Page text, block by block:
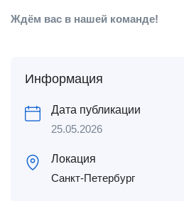
Ждём вас в нашей команде!
Информация
Дата публикации
25.05.2026
Локация
Санкт-Петербург